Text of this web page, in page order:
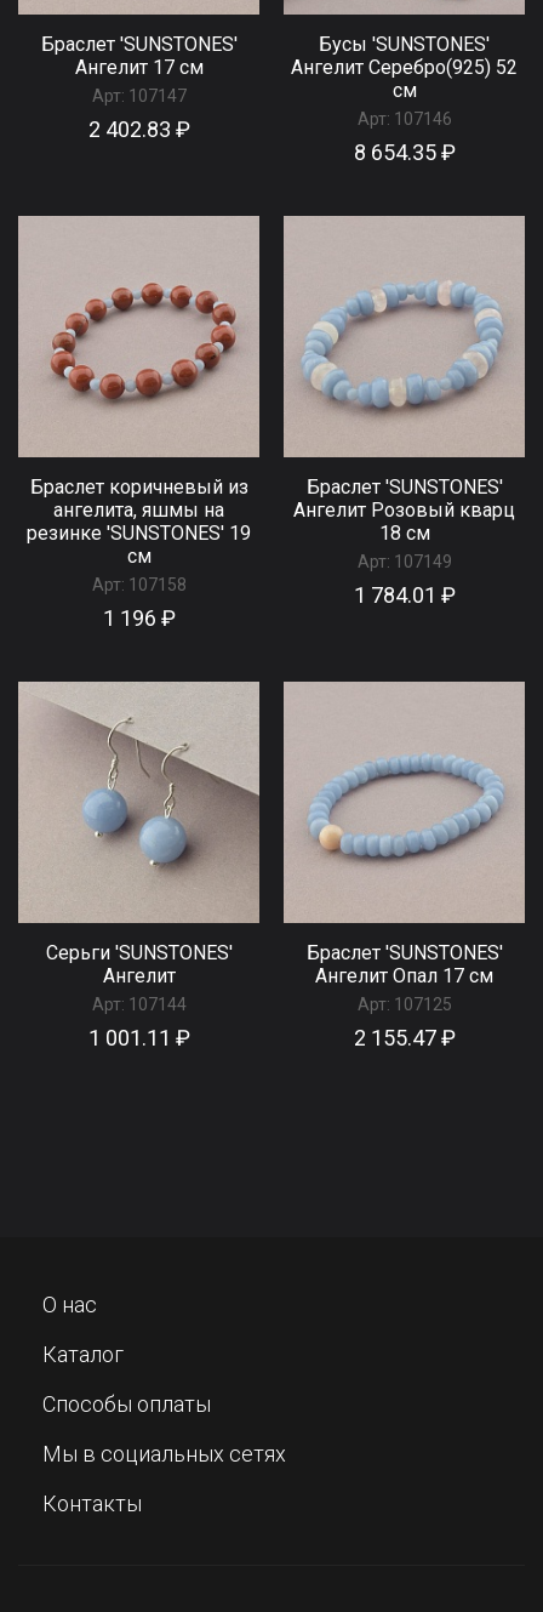
Браслет 'SUNSTONES'
Ангелит 17 см
Арт: 107147
2 402.83 ₽
Бусы 'SUNSTONES'
Ангелит Серебро(925) 52
см
Арт: 107146
8 654.35 ₽
Браслет коричневый из
ангелита, яшмы на
резинке 'SUNSTONES' 19
см
Арт: 107158
1 196 ₽
Браслет 'SUNSTONES'
Ангелит Розовый кварц
18 см
Арт: 107149
1 784.01 ₽
Серьги 'SUNSTONES'
Ангелит
Арт: 107144
1 001.11 ₽
Браслет 'SUNSTONES'
Ангелит Опал 17 см
Арт: 107125
2 155.47 ₽
О нас
Каталог
Способы оплаты
Мы в социальных сетях
Контакты